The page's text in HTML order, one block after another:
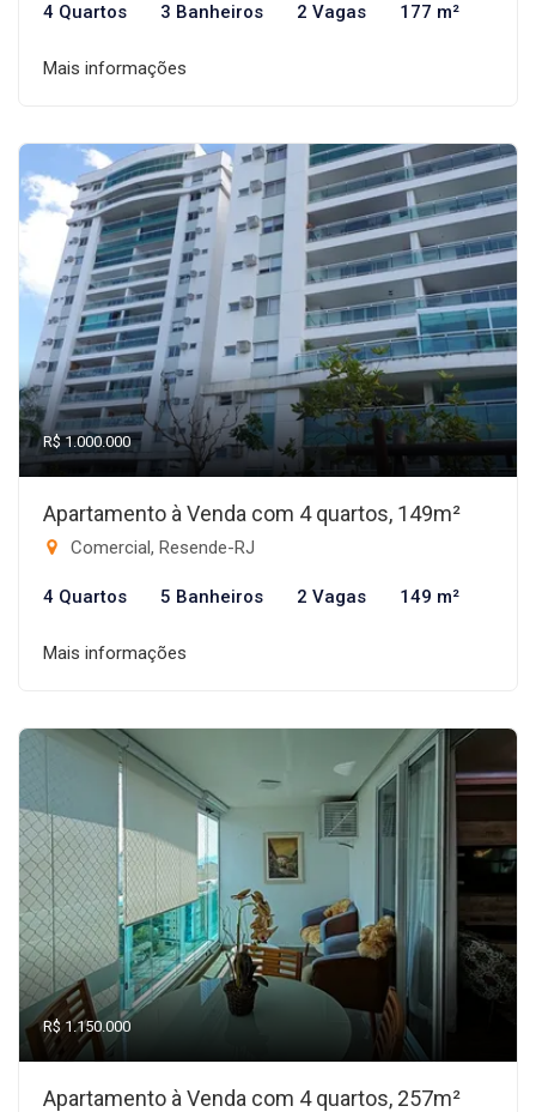
4 Quartos 3 Banheiros 2 Vagas 177 m²
Mais informações
R$ 1.000.000
Apartamento à Venda com 4 quartos, 149m²
Comercial, Resende-RJ
4 Quartos 5 Banheiros 2 Vagas 149 m²
Mais informações
R$ 1.150.000
Apartamento à Venda com 4 quartos, 257m²